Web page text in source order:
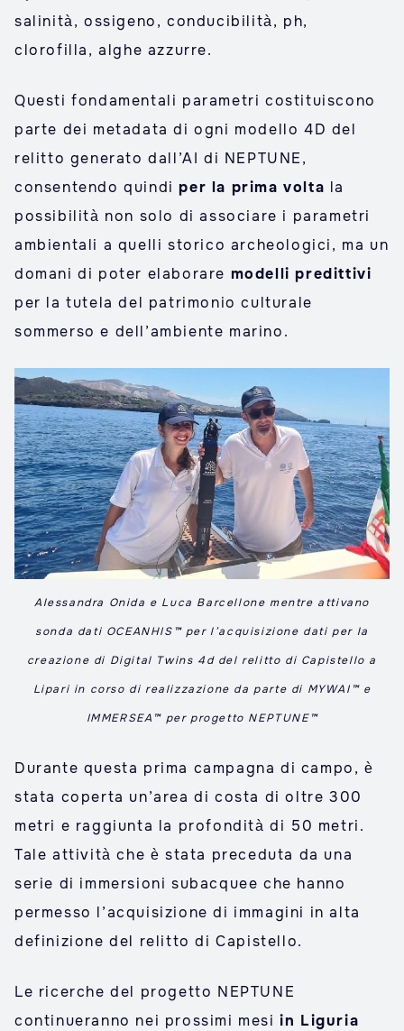
salinità, ossigeno, conducibilità, ph,
clorofilla, alghe azzurre.
Questi fondamentali parametri costituiscono
parte dei metadata di ogni modello 4D del
relitto generato dall’AI di NEPTUNE,
consentendo quindiper la prima volta la
possibilità non solo di associare i parametri
ambientali a quelli storico archeologici, ma un
domani di poter elaborare modelli predittivi
per la tutela del patrimonio culturale
sommerso e dell’ambiente marino.
Alessandra Onida e Luca Barcellone mentre attivano
sonda dati OCEANHIS™ per l’acquisizione dati per la
creazione di Digital Twins 4d del relitto di Capistello a
Lipari in corso di realizzazione da parte di MYWAI™ e
IMMERSEA™ per progetto NEPTUNE™
Durante questa prima campagna di campo, è
stata coperta un’area di costa di oltre 300
metri e raggiunta la profondità di 50 metri.
Tale attività che è stata preceduta da una
serie di immersioni subacquee che hanno
permesso l’acquisizione di immagini in alta
definizione del relitto di Capistello.
Le ricerche del progetto NEPTUNE
continueranno nei prossimi mesiin Liguria